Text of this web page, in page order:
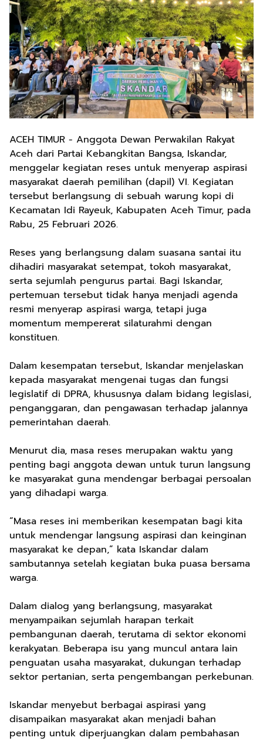
ACEH TIMUR - Anggota Dewan Perwakilan Rakyat
Aceh dari Partai Kebangkitan Bangsa, Iskandar,
menggelar kegiatan reses untuk menyerap aspirasi
masyarakat daerah pemilihan (dapil) VI. Kegiatan
tersebut berlangsung di sebuah warung kopi di
Kecamatan Idi Rayeuk, Kabupaten Aceh Timur, pada
Rabu, 25 Februari 2026.
Reses yang berlangsung dalam suasana santai itu
dihadiri masyarakat setempat, tokoh masyarakat,
serta sejumlah pengurus partai. Bagi Iskandar,
pertemuan tersebut tidak hanya menjadi agenda
resmi menyerap aspirasi warga, tetapi juga
momentum mempererat silaturahmi dengan
konstituen.
Dalam kesempatan tersebut, Iskandar menjelaskan
kepada masyarakat mengenai tugas dan fungsi
legislatif di DPRA, khususnya dalam bidang legislasi,
penganggaran, dan pengawasan terhadap jalannya
pemerintahan daerah.
Menurut dia, masa reses merupakan waktu yang
penting bagi anggota dewan untuk turun langsung
ke masyarakat guna mendengar berbagai persoalan
yang dihadapi warga.
“Masa reses ini memberikan kesempatan bagi kita
untuk mendengar langsung aspirasi dan keinginan
masyarakat ke depan,” kata Iskandar dalam
sambutannya setelah kegiatan buka puasa bersama
warga.
Dalam dialog yang berlangsung, masyarakat
menyampaikan sejumlah harapan terkait
pembangunan daerah, terutama di sektor ekonomi
kerakyatan. Beberapa isu yang muncul antara lain
penguatan usaha masyarakat, dukungan terhadap
sektor pertanian, serta pengembangan perkebunan.
Iskandar menyebut berbagai aspirasi yang
disampaikan masyarakat akan menjadi bahan
penting untuk diperjuangkan dalam pembahasan